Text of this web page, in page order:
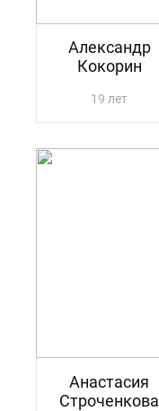
Александр
Кокорин
19 лет
Анастасия
Строченкова